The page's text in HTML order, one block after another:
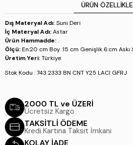
ÜRÜN
Dış Materyal Adı:Suni Deri
İç Materyal Adı:Astar
Ürün Hammadde:.
Ölçü:En:20 cm Boy :15 cm Genişlik 6:cm Askı
Üretim Yeri:Türkiye
Stok Kodu : 743 2333 BN CNT Y25 LACI GFRJ
2000 TL ve ÜZERİ
Ücretsiz Kargo
TAKSİTLİ ÖDEME
Kredi Kartına Taksit İmkanı
KOLAY İADE